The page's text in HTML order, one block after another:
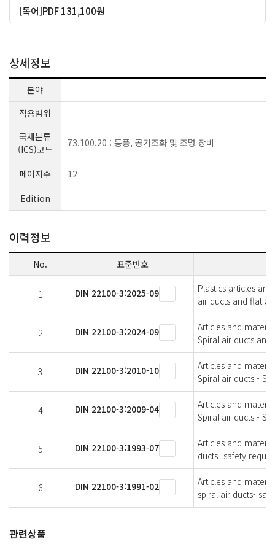
[독어]PDF 131,100원
상세정보
분야
적용범위
국제분류
(ICS)코드
73.100.20 : 통풍, 공기조화 및 조명 장비
페이지수
12
Edition
이력정보
No. 표준번호
1 DIN 22100-3:2025-09
Plastics articles
air ducts and flat
2 DIN 22100-3:2024-09
Articles and
Spiral air ducts
3 DIN 22100-3:2010-10
Articles and
Spiral air ducts -
4 DIN 22100-3:2009-04
Articles and
Spiral air ducts -
5 DIN 22100-3:1993-07
Articles and
ducts- safety
6 DIN 22100-3:1991-02
Articles and
spiral air ducts-
관련상품